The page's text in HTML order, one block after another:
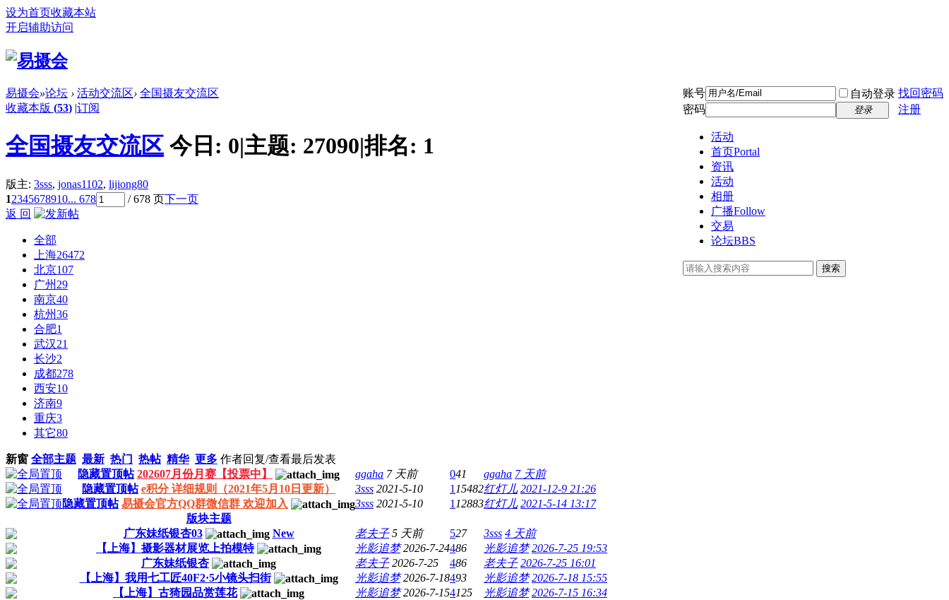
设为首页收藏本站
开启辅助访问
账号 自动登录 找回密码
密码
登录 注册
活动
首页Portal
资讯
活动
相册
广播Follow
交易
论坛BBS
搜索
易摄会»论坛 › 活动交流区› 全国摄友交流区
收藏本版 (53) |订阅
全国摄友交流区 今日: 0|主题: 27090|排名: 1
版主: 3sss, jonas1102, lijiong80
12345678910... 678 / 678 页下一页
返 回
全部
上海26472
北京107
广州 29
南京40
杭州36
合肥1
武汉21
长沙2
成都278
西安10
济南9
重庆3
其它80
新窗 全部主题 最新 热门 热帖 精华 更多 作者回复/查看最后发表
隐藏置顶帖 202607月份月赛【投票中】 ggaha 7 天前 041 ggaha 7 天前
隐藏置顶帖 e积分 详细规则（2021年5月10日更新） 3sss 2021-5-10 1 15482红灯儿 2021-12-9 21:26
隐藏置顶帖 易摄会官方QQ群微信群 欢迎加入 3sss 2021-5-10 1 12883红灯儿 2021-5-14 13:17
版块主题
广东妹纸银杏03
New 老夫子 5 天前 527 3sss 4 天前
【上海】摄影器材展览上拍模特
光影追梦 2026-7-24486 光影追梦 2026-7-25 19:53
广东妹纸银杏
老夫子 2026-7-25 486 老夫子 2026-7-25 16:01
【上海】我用七工匠40F2·5小镜头扫街
光影追梦 2026-7-18493 光影追梦 2026-7-18 15:55
【上海】古猗园品赏莲花
光影追梦 2026-7-154125 光影追梦 2026-7-15 16:34